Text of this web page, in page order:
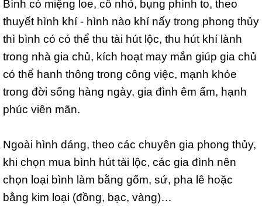
Bình có miệng loe, cổ nhỏ, bụng phình to, theo
thuyết hình khí - hình nào khí nấy trong phong thủy
thì bình có có thể thu tài hút lộc, thu hút khí lành
trong nhà gia chủ, kích hoạt may mắn giúp gia chủ
có thể hanh thông trong công việc, mạnh khỏe
trong đời sống hàng ngày, gia đình êm ấm, hạnh
phúc viên mãn.
Ngoài hình dáng, theo các chuyên gia phong thủy,
khi chọn mua bình hút tài lộc, các gia đình nên
chọn loại bình làm bằng gốm, sứ, pha lê hoặc
bằng kim loại (đồng, bạc, vàng)…